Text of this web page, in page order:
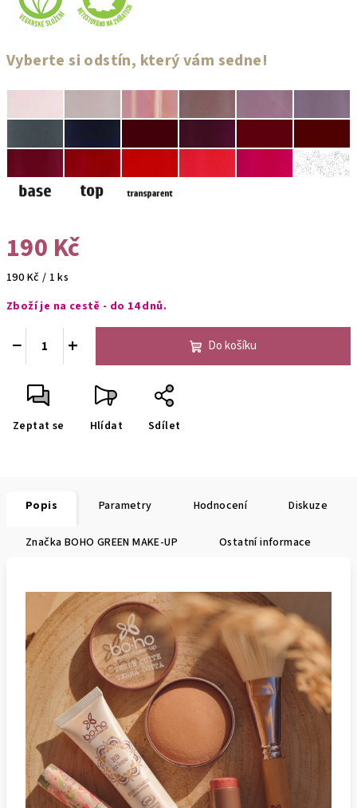
Vyberte si odstín, který vám sedne!
190 Kč
Měrná
190 Kč / 1 ks
Zboží je na cestě - do 14 dnů.
+
− Do košíku
Zeptat se Hlídat Sdílet
Popis Parametry Hodnocení Diskuze
Značka BOHO GREEN MAKE-UP Ostatní informace